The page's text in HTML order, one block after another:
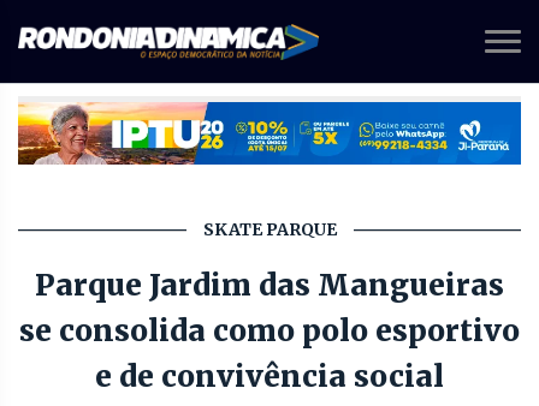
SKATE PARQUE
Parque Jardim das Mangueiras
se consolida como polo esportivo
e de convivência social